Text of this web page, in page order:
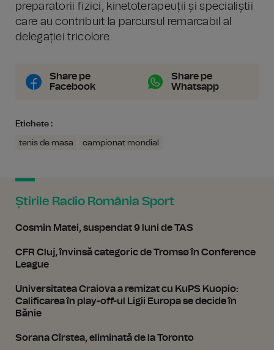
preparatorii fizici, kinetoterapeuții și specialiștii
care au contribuit la parcursul remarcabil al
delegației tricolore.
Share pe
Facebook
Share pe
Whatsapp
Etichete :
tenis de masa campionat mondial
Știrile Radio România Sport
Cosmin Matei, suspendat 9 luni de TAS
CFR Cluj, învinsă categoric de Tromsø în Conference
League
Universitatea Craiova a remizat cu KuPS Kuopio:
Calificarea în play-off-ul Ligii Europa se decide în
Bănie
Sorana Cîrstea, eliminată de la Toronto